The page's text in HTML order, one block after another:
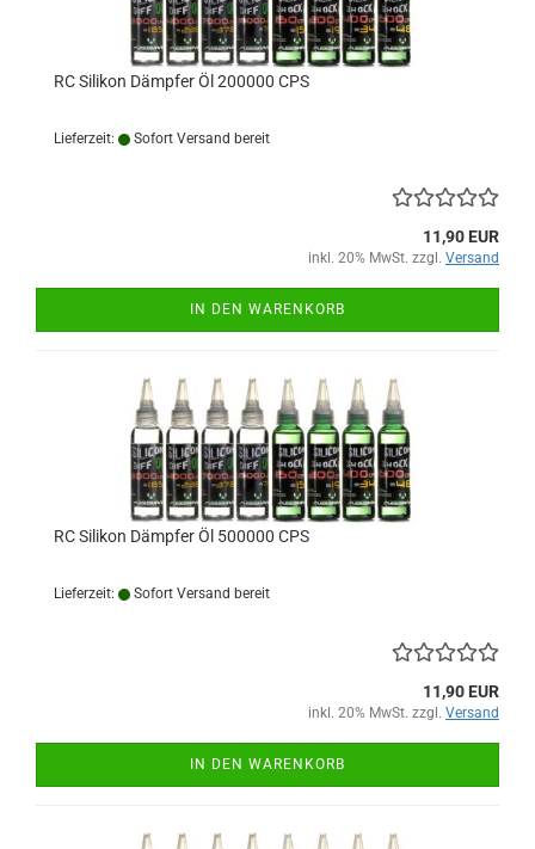
RC Silikon Dämpfer Öl 200000 CPS
Lieferzeit: Sofort Versand bereit
11,90 EUR
inkl. 20% MwSt. zzgl. Versand
IN DEN WARENKORB
RC Silikon Dämpfer Öl 500000 CPS
Lieferzeit: Sofort Versand bereit
11,90 EUR
inkl. 20% MwSt. zzgl. Versand
IN DEN WARENKORB